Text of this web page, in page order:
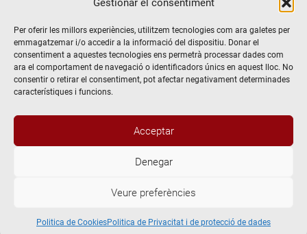
Gestionar el consentiment
Per oferir les millors experiències, utilitzem tecnologies com ara galetes per
emmagatzemar i/o accedir a la informació del dispositiu. Donar el
consentiment a aquestes tecnologies ens permetrà processar dades com
ara el comportament de navegació o identificadors únics en aquest lloc. No
consentir o retirar el consentiment, pot afectar negativament determinades
característiques i funcions.
Acceptar
Denegar
Veure preferències
Politica de CookiesPolitica de Privacitat i de protecció de dades
@2026 Escola de teatre El Timbal. Tots els drets reservats
Avís Legal
Politica de Cookies